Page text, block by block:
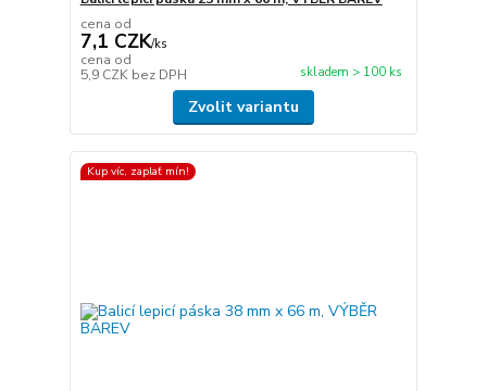
cena od
7,1 CZK/ks
cena od
5,9 CZK bez DPH skladem > 100 ks
Zvolit variantu
Kup víc, zaplať mín!